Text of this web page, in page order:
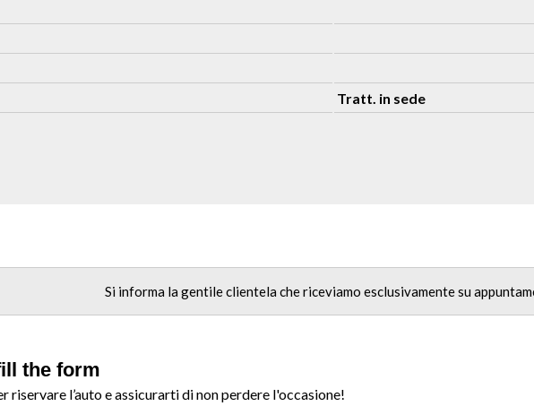
Tratt. in sede
Si informa la gentile clientela che riceviamo esclusivamente su
the form
riservare l’auto e assicurarti di non perdere l'occasione!